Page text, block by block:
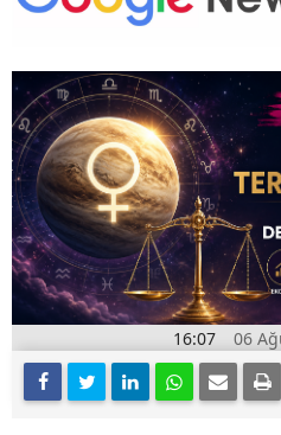
16:07 06